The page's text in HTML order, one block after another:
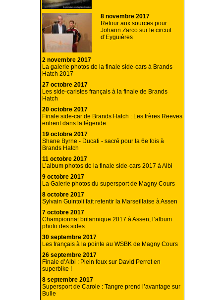
8 novembre 2017
Retour aux sources pour
Johann Zarco sur le circuit
d’Eyguières
2 novembre 2017
La galerie photos de la finale side-cars à Brands
Hatch 2017
27 octobre 2017
Les side-caristes français à la finale de Brands
Hatch
20 octobre 2017
Finale side-car de Brands Hatch : Les frères Reeves
entrent dans la légende
19 octobre 2017
Shane Byrne - Ducati - sacré pour la 6e fois à
Brands Hatch
11 octobre 2017
L’album photos de la finale side-cars 2017 à Albi
9 octobre 2017
La Galerie photos du supersport de Magny Cours
8 octobre 2017
Sylvain Guintoli fait retentir la Marseillaise à Assen
7 octobre 2017
Championnat britannique 2017 à Assen, l’album
photo des sides
30 septembre 2017
Les français à la pointe au WSBK de Magny Cours
26 septembre 2017
Finale d’Albi : Plein feux sur David Perret en
superbike !
8 septembre 2017
Supersport de Carole : Tangre prend l’avantage sur
Bulle